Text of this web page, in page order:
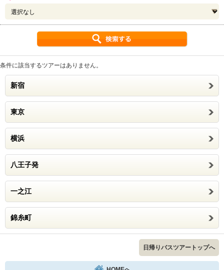
条件に該当するツアーはありません。
新宿
東京
横浜
八王子発
一之江
錦糸町
日帰りバスツアートップへ